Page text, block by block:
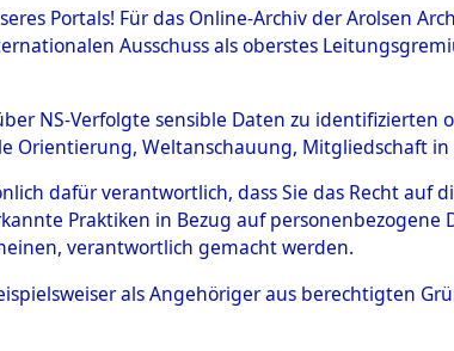
BESTANDSBESCHREIBUNG ARCHIVALE
der
→0001
0037
Portals! Für das Online-Archiv der Arolsen
Ausschuss als oberstes
NS-Verfolgte sensible Daten zu
Orientierung, Weltanschauung, Mitgliedschaft
dafür verantwortlich, dass Sie das Recht
Praktiken in Bezug auf
verantwortlich gemacht werden.
als Angehöriger aus berechtigten